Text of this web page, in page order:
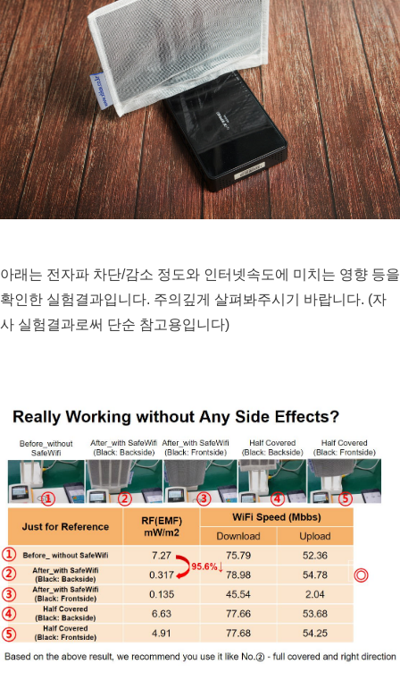
아래는 전자파 차단/감소 정도와 인터넷속도에 미치는 영향 등을
확인한 실험결과입니다. 주의깊게 살펴봐주시기 바랍니다. (자
사 실험결과로써 단순 참고용입니다)